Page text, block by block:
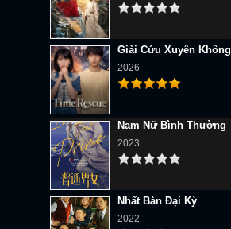
Giải Cứu Xuyên Không
2026
Nam Nữ Bình Thường
2023
Nhất Bàn Đại Kỳ
2022